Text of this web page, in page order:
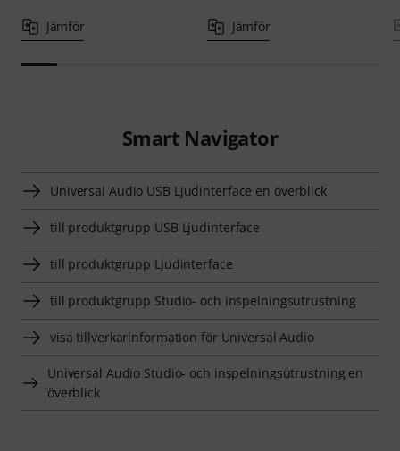
Jämför Jämför
Smart Navigator
Universal Audio USB Ljudinterface en överblick
till produktgrupp USB Ljudinterface
till produktgrupp Ljudinterface
till produktgrupp Studio- och inspelningsutrustning
visa tillverkarinformation för Universal Audio
Universal Audio Studio- och inspelningsutrustning en
överblick